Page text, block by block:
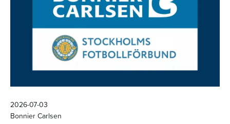
2026-07-03
Bonnier Carlsen